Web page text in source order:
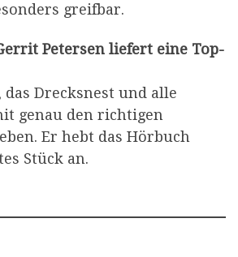
greifbar.
Petersen liefert eine Top-
Drecksnest und alle
genau den richtigen
Er hebt das Hörbuch
Stück an.